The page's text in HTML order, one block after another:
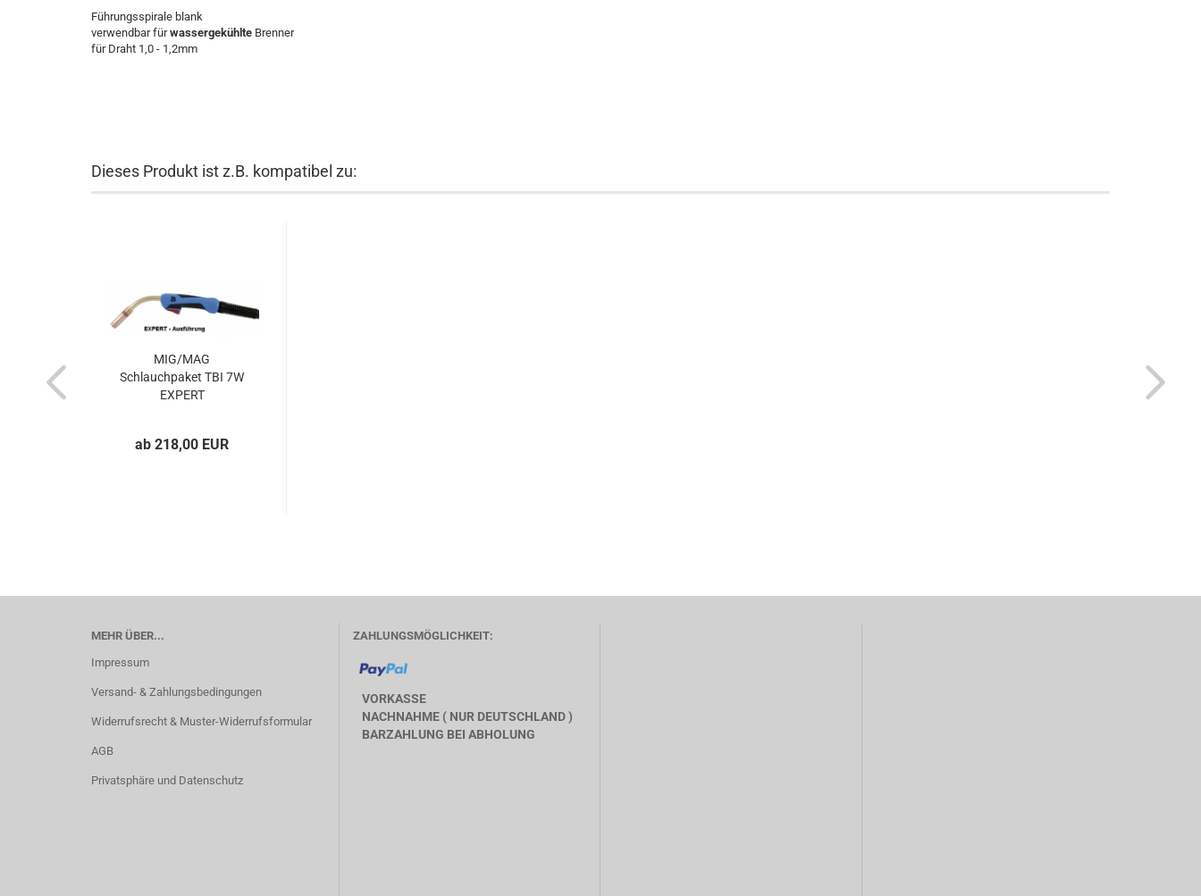
Führungsspirale blank
verwendbar fürwassergekühlte Brenner
für Draht 1,0 - 1,2mm
Dieses Produkt ist z.B. kompatibel zu:
MIG/MAG
Schlauchpaket TBI 7W
EXPERT
ab 218,00 EUR
MEHR ÜBER...
Impressum
Versand- & Zahlungsbedingungen
Widerrufsrecht & Muster-Widerrufsformular
AGB
Privatsphäre und Datenschutz
ZAHLUNGSMÖGLICHKEIT:
VORKASSE
NACHNAHME ( NUR DEUTSCHLAND )
BARZAHLUNG BEI ABHOLUNG